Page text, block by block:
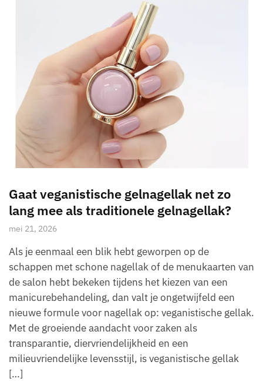
Gaat veganistische gelnagellak net zo
lang mee als traditionele gelnagellak?
mei 21, 2026
Als je eenmaal een blik hebt geworpen op de
schappen met schone nagellak of de menukaarten van
de salon hebt bekeken tijdens het kiezen van een
manicurebehandeling, dan valt je ongetwijfeld een
nieuwe formule voor nagellak op: veganistische gellak.
Met de groeiende aandacht voor zaken als
transparantie, diervriendelijkheid en een
milieuvriendelijke levensstijl, is veganistische gellak
[…]